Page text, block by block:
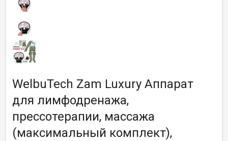
WelbuTech Zam Luxury Аппарат
для лимфодренажа,
прессотерапии, массажа
(максимальный комплект),